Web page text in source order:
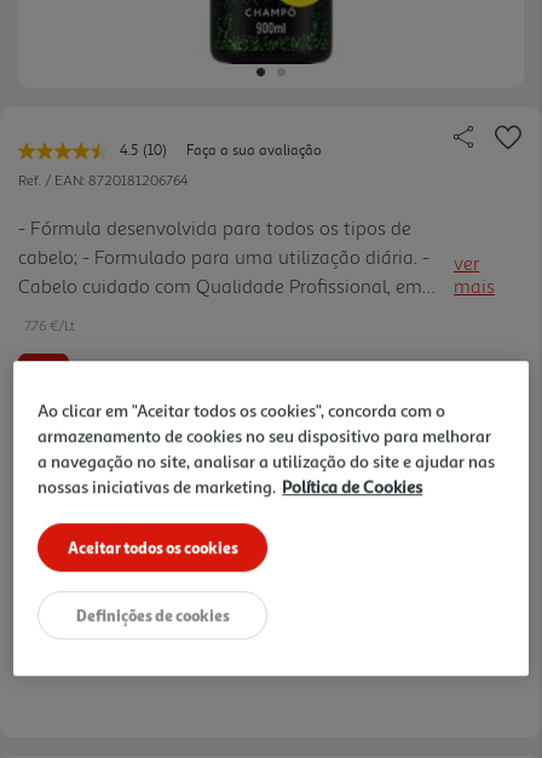
4.5 Leu
10
Link
para
a
mesma
página.
(10)
Faça a sua avaliação
Ref. / EAN: 8720181206764
- Fórmula desenvolvida para todos os tipos de
cabelo; - Formulado para uma utilização diária. -
Cabelo cuidado com Qualidade Profissional, em
ver
mais
7.76 €/Lt
Price reduced from
9,32 €to
6,98 €
Promoção:de 6/8/2026 a 19/8/2026
Notas de preparação
Ao clicar em "Aceitar todos os cookies", concorda com o
armazenamento de cookies no seu dispositivo para melhorar
a navegação no site, analisar a utilização do site e ajudar nas
nossas iniciativas de marketing. Política de Cookies
Aceitar todos os cookies
Definições de cookies